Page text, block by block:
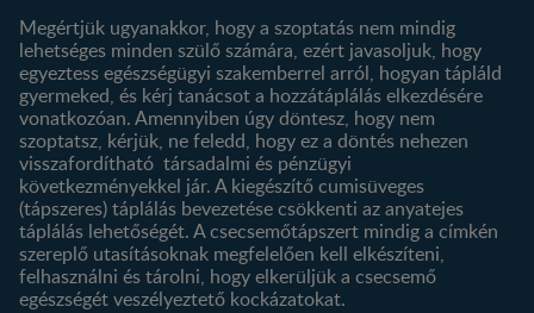
Megértjük ugyanakkor, hogy a szoptatás nem mindig
lehetséges minden szülő számára, ezért javasoljuk, hogy
egyeztess egészségügyi szakemberrel arról, hogyan tápláld
gyermeked, és kérj tanácsot a hozzátáplálás elkezdésére
vonatkozóan. Amennyiben úgy döntesz, hogy nem
szoptatsz, kérjük, ne feledd, hogy ez a döntés nehezen
visszafordítható társadalmi és pénzügyi
következményekkel jár. A kiegészítő cumisüveges
(tápszeres) táplálás bevezetése csökkenti az anyatejes
táplálás lehetőségét. A csecsemőtápszert mindig a címkén
szereplő utasításoknak megfelelően kell elkészíteni,
felhasználni és tárolni, hogy elkerüljük a csecsemő
egészségét veszélyeztető kockázatokat.